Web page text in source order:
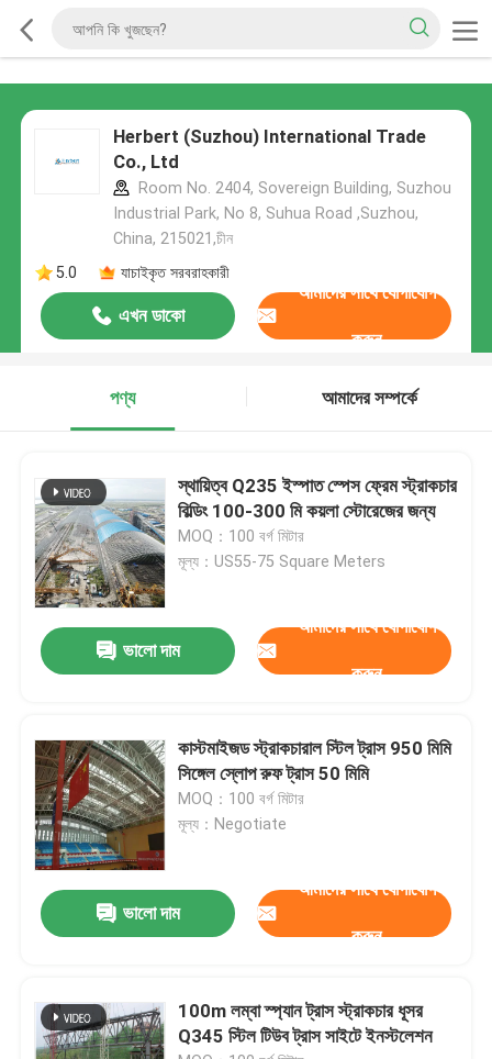
Herbert (Suzhou) International Trade
Co., Ltd
Room No. 2404, Sovereign Building, Suzhou
Industrial Park, No 8, Suhua Road ,Suzhou,
China, 215021,চীন
5.0
যাচাইকৃত সরবরাহকারী
এখন ডাকো
আমাদের সাথে যোগাযোগ
করুন
পণ্য আমাদের সম্পর্কে
স্থায়িত্ব Q235 ইস্পাত স্পেস ফ্রেম স্ট্রাকচার
বিল্ডিং 100-300 মি কয়লা স্টোরেজের জন্য
MOQ：100 বর্গ মিটার
মূল্য：US55-75 Square Meters
ভালো দাম
আমাদের সাথে যোগাযোগ
করুন
কাস্টমাইজড স্ট্রাকচারাল স্টিল ট্রাস 950 মিমি
সিঙ্গেল স্লোপ রুফ ট্রাস 50 মিমি
MOQ：100 বর্গ মিটার
মূল্য：Negotiate
ভালো দাম
আমাদের সাথে যোগাযোগ
করুন
100m লম্বা স্প্যান ট্রাস স্ট্রাকচার ধূসর
Q345 স্টিল টিউব ট্রাস সাইটে ইনস্টলেশন